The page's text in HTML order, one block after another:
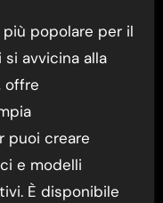
popolare per il
avvicina alla
offre
puoi creare
e modelli
È disponibile